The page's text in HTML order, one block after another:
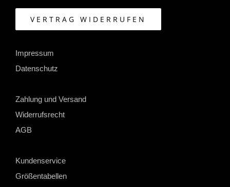
VERTRAG WIDERRUFEN
Impressum
Datenschutz
Zahlung und Versand
Widerrufsrecht
AGB
Kundenservice
Größentabellen